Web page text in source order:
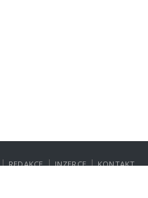
| REDAKCE | INZERCE | KONTAKT